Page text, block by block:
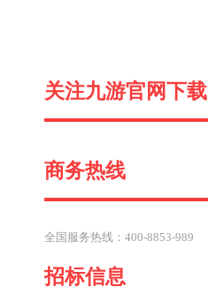
关注九游官网下载
商务热线
全国服务热线：400-8853-989
招标信息